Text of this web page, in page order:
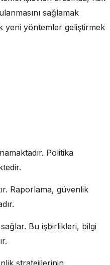
sağlamak
yeni yöntemler geliştirmek
Politika
Raporlama, güvenlik
Bu işbirlikleri, bilgi
stratejilerinin